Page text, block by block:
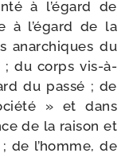
à l’égard de
à l’égard de la
anar­chiques du
; du corps vis-​à-​
du pas­sé ; de
» et dans
de la rai­son et
de l’homme, de